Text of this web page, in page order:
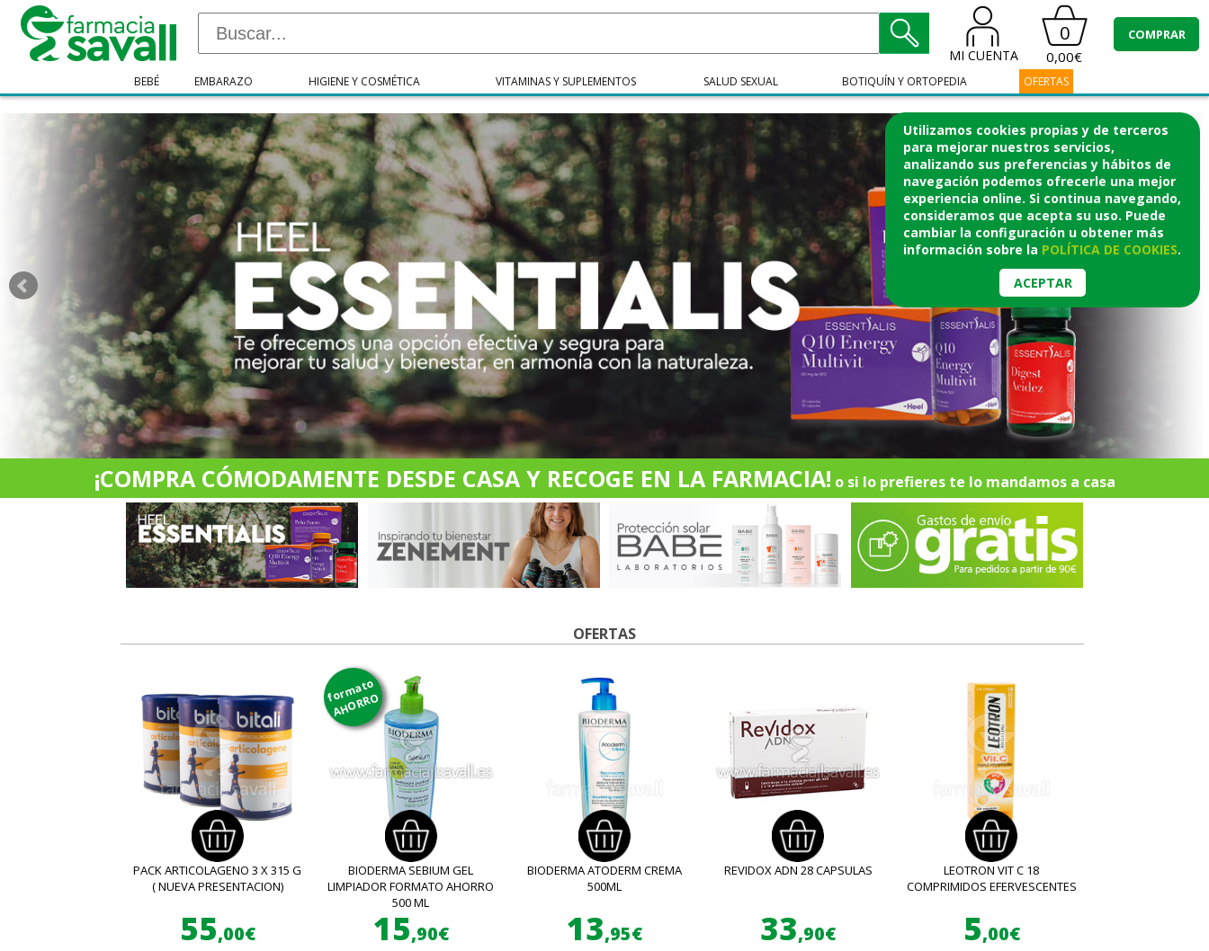
Utilizamos cookies propias y de terceros
para mejorar nuestros servicios,
analizando sus preferencias y hábitos de
navegación podemos ofrecerle una mejor
experiencia online. Si continua navegando,
consideramos que acepta su uso. Puede
cambiar la configuración u obtener más
información sobre la POLÍTICA DE COOKIES.
ACEPTAR
MI CUENTA
0
0,00€
COMPRAR
BEBÉ EMBARAZO HIGIENE Y COSMÉTICA VITAMINAS Y SUPLEMENTOS SALUD SEXUAL BOTIQUÍN Y ORTOPEDIA OFERTAS
¡COMPRA CÓMODAMENTE DESDE CASA Y RECOGE EN LA FARMACIA! o si lo prefieres te lo mandamos a casa
OFERTAS
PACK ARTICOLAGENO 3 X 315 G
( NUEVA PRESENTACION)
55,00€
formato
AHORRO
BIODERMA SEBIUM GEL
LIMPIADOR FORMATO AHORRO
500 ML
15,90€
BIODERMA ATODERM CREMA
500ML
13,95€
REVIDOX ADN 28 CAPSULAS
33,90€
LEOTRON VIT C 18
COMPRIMIDOS EFERVESCENTES
5,00€